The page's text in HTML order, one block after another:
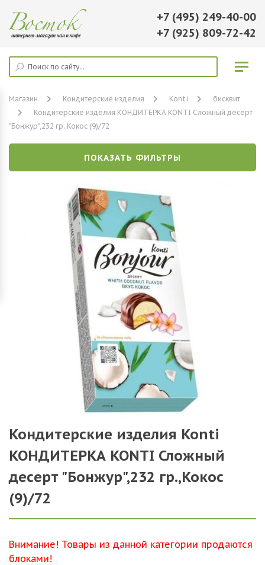
+7 (495) 249-40-00
+7 (925) 809-72-42
Магазин Кондитерские изделия Konti
бисквит
Кондитерские изделия КОНДИТЕРКА KONTI Сложный десерт
"Бонжур",232 гр.,Кокос (9)/72
ПОКАЗАТЬ ФИЛЬТРЫ
Кондитерские изделия Konti
КОНДИТЕРКА KONTI Сложный
десерт "Бонжур",232 гр.,Кокос
(9)/72
Внимание! Товары из данной категории продаются
блоками!